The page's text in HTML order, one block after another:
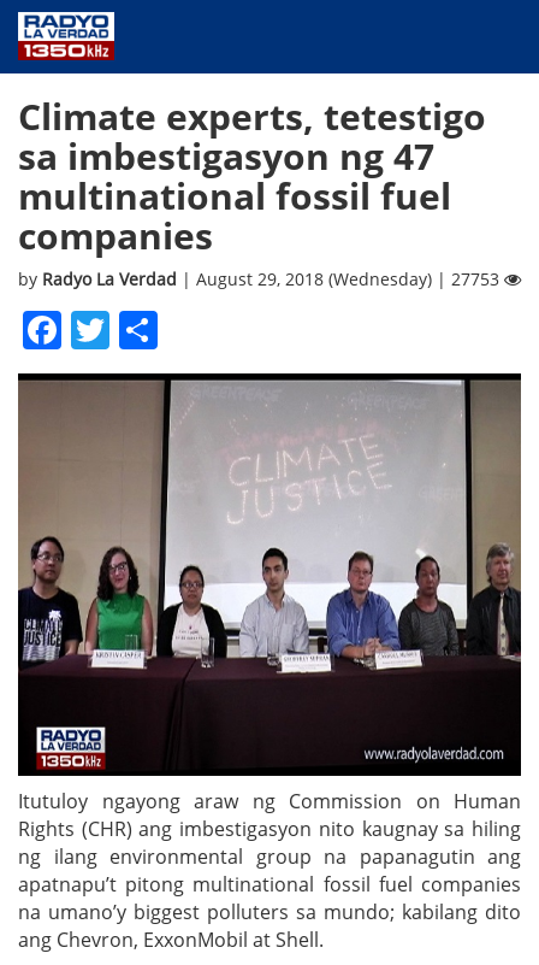
PUBLIC SERVICE
ANNOUNCEMENTS
PROGRAMS
ABOUT
CONTACT US
Climate experts, tetestigo
sa imbestigasyon ng 47
multinational fossil fuel
companies
by Radyo La Verdad | August 29, 2018 (Wednesday) | 27753
Facebook
Twitter
Itutuloy ngayong araw ng Commission on Human
Rights (CHR) ang imbestigasyon nito kaugnay sa hiling
ng ilang environmental group na papanagutin ang
apatnapu’t pitong multinational fossil fuel companies
na umano’y biggest polluters sa mundo; kabilang dito
ang Chevron, ExxonMobil at Shell.